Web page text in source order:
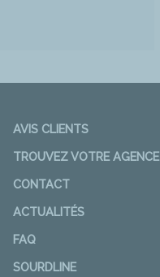
AVIS CLIENTS
TROUVEZ VOTRE AGENCE
CONTACT
ACTUALITÉS
FAQ
SOURDLINE